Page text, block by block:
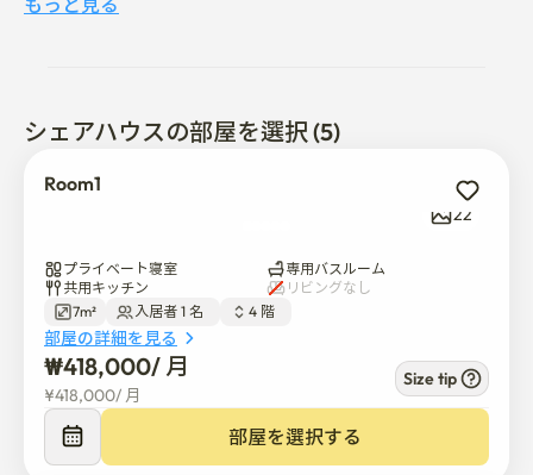
提供しています。 檀国大学のすぐ隣に位置し、勉強、通
パスに直行し、各部署の建物に停車します。 多くの住民
は、キャンパス周辺の混雑した場所よりも静かでインフ
ラが整っているボジョンカフェ通りの近くを好みます。
おり、学生や会社員にとっても満足度が高いです。
最先端の生活インフラと優れたアクセシビリティを備え
ています
竹田駅·宝亭駅徒歩15分、バス停2つ先
檀国大学前に位置し、キャンパス全体のバスアクセスが
もっと見る
シェアハウスの部屋を選択 (5)
Room1
22
プライベート寝室
専用バスルーム
共用キッチン
リビングなし
7m²
入居者 1 名 4 階
部屋の詳細を見る
₩418,000/ 月
¥418,000/ 月
Size tip
部屋を選択する